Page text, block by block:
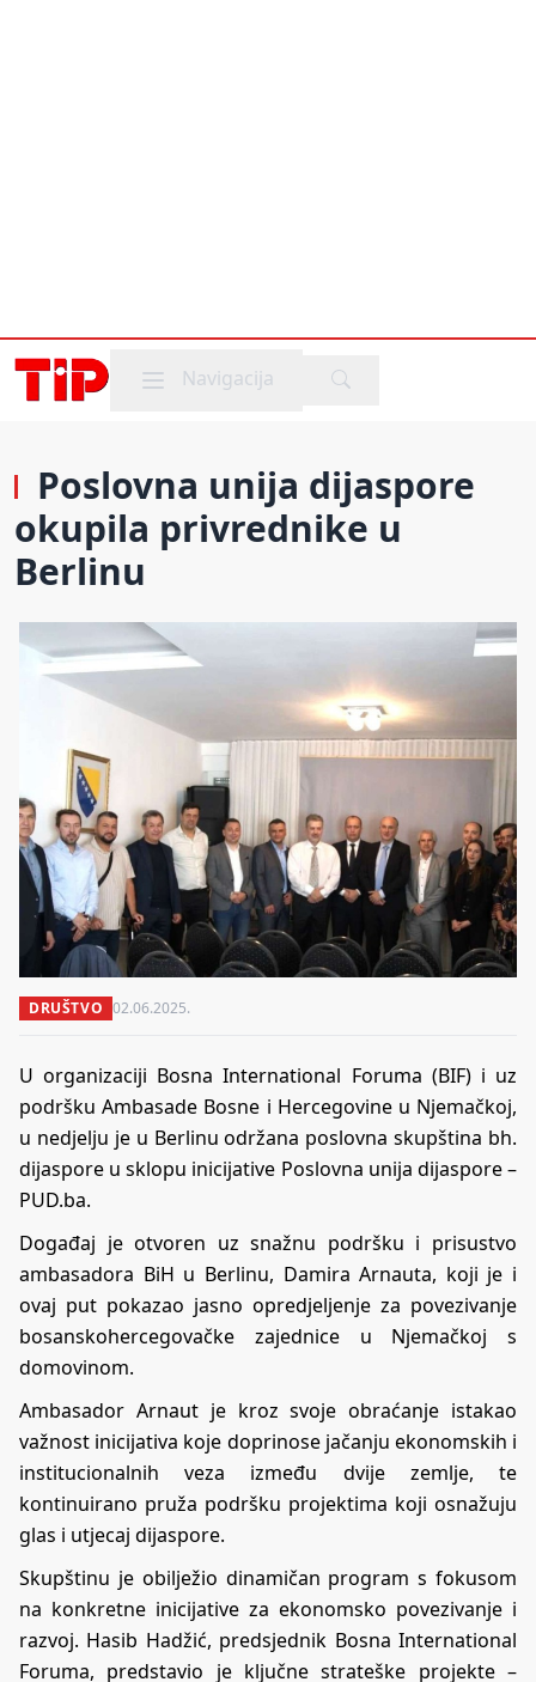
Mobile menu
Navigacija
Poslovna unija dijaspore
okupila privrednike u
Berlinu
DRUŠTVO 02.06.2025.
U organizaciji Bosna International Foruma (BIF) i uz
podršku Ambasade Bosne i Hercegovine u Njemačkoj,
u nedjelju je u Berlinu održana poslovna skupština bh.
dijaspore u sklopu inicijative Poslovna unija dijaspore –
PUD.ba.
Događaj je otvoren uz snažnu podršku i prisustvo
ambasadora BiH u Berlinu, Damira Arnauta, koji je i
ovaj put pokazao jasno opredjeljenje za povezivanje
bosanskohercegovačke zajednice u Njemačkoj s
domovinom.
Ambasador Arnaut je kroz svoje obraćanje istakao
važnost inicijativa koje doprinose jačanju ekonomskih i
institucionalnih veza između dvije zemlje, te
kontinuirano pruža podršku projektima koji osnažuju
glas i utjecaj dijaspore.
Skupštinu je obilježio dinamičan program s fokusom
na konkretne inicijative za ekonomsko povezivanje i
razvoj. Hasib Hadžić, predsjednik Bosna International
Foruma, predstavio je ključne strateške projekte –